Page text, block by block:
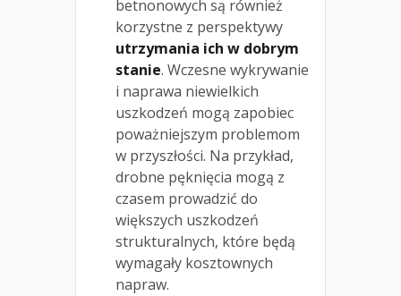
betnonowych są również
korzystne z perspektywy
utrzymania ich w dobrym
stanie. Wczesne wykrywanie
i naprawa niewielkich
uszkodzeń mogą zapobiec
poważniejszym problemom
w przyszłości. Na przykład,
drobne pęknięcia mogą z
czasem prowadzić do
większych uszkodzeń
strukturalnych, które będą
wymagały kosztownych
napraw.